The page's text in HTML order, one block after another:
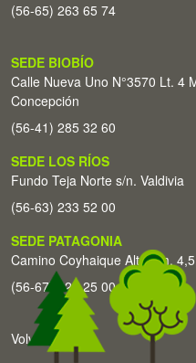
(56-65) 263 65 74
SEDE BIOBÍO
Calle Nueva Uno N°3570 Lt. 4
Concepción
(56-41) 285 32 60
SEDE LOS RÍOS
Fundo Teja Norte s/n. Valdivia
(56-63) 233 52 00
SEDE PATAGONIA
Camino Coyhaique Alto Km.
(56-67) 226 25 00
Volver arriba